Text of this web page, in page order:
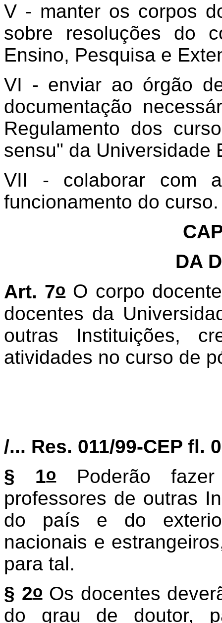
V - manter os corpos
sobre resoluções do
Ensino, Pesquisa e
VI - enviar ao órgão
documentação
Regulamento dos
sensu" da Universidade
VII - colaborar com
funcionamento do curso.
DA
Art. 7o O corpo
docentes da
outras Instituições,
atividades no curso de
/... Res. 011/99-CEP fl.
§ 1o
Poderão
professores de outras
do país e do
nacionais e
para tal.
§ 2o Os docentes
do grau de doutor,